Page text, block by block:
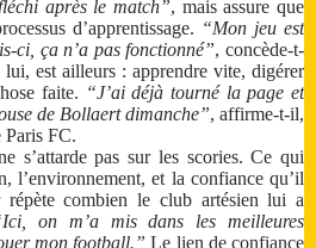
après le match”, mais assure que
d’apprentissage. “Mon jeu est
ci, ça n’a pas fonctionné”, concède-t-
est ailleurs : apprendre vite, digérer
faite. “J’ai déjà tourné la page et
de Bollaert dimanche”, affirme-t-il,
Paris FC.
s’attarde pas sur les scories. Ce qui
l’environnement, et la confiance qu’il
combien le club artésien lui a
on m’a mis dans les meilleures
mon football.” Le lien de confiance